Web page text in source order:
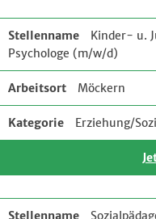
Kinder- u.
Psychologe (m/w/d)
Möckern
Erziehung/